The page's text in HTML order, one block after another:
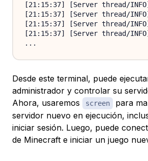
[21:15:37] [Server thread/
[21:15:37] [Server thread/
[21:15:37] [Server thread/
[21:15:37] [Server thread/
Desde este terminal, puede
administrador y controlar su
Ahora, usaremos
screen
para
servidor nuevo en ejecución,
iniciar sesión. Luego, puede
de Minecraft e iniciar un juego